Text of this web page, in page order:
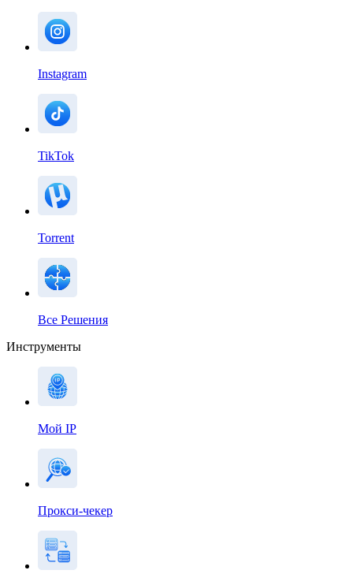
Instagram
TikTok
Torrent
Все Решения
Инструменты
Мой IP
Прокси-чекер